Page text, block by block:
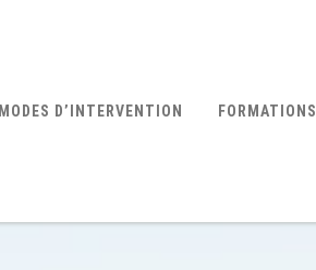
MODES D’INTERVENTION FORMATIONS